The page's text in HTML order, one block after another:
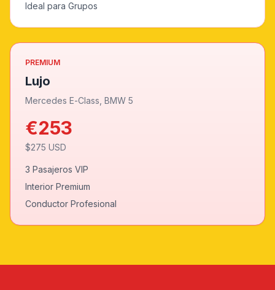
Ideal para Grupos
PREMIUM
Lujo
Mercedes E-Class, BMW 5
€253
$275 USD
3 Pasajeros VIP
Interior Premium
Conductor Profesional